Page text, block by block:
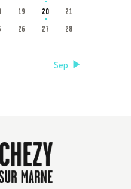
19 20
21
26 27
28
Sep »